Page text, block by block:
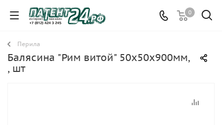
0
Перила
Балясина "Рим витой" 50х50х900мм,
, шт